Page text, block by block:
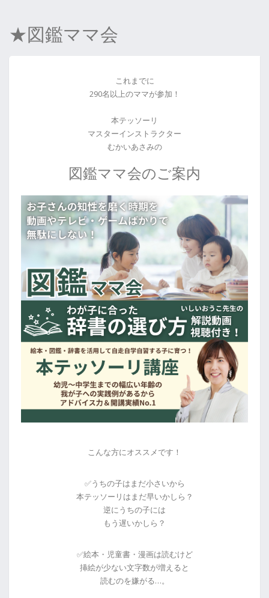
★図鑑ママ会
これまでに
290名以上のママが参加！
本テッソーリ
マスターインストラクター
むかいあさみの
図鑑ママ会のご案内
こんな方にオススメです！
✅うちの子はまだ小さいから
本テッソーリはまだ早いかしら？
逆にうちの子には
もう遅いかしら？
✅絵本・児童書・漫画は読むけど
挿絵が少ない文字数が増えると
読むのを嫌がる…。